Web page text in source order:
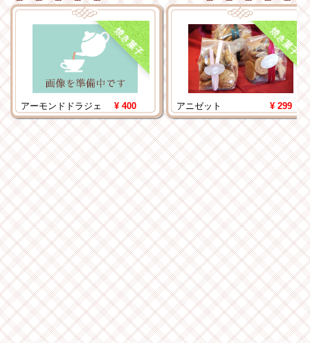
焼き菓子
アーモンドドラジェ ¥ 400
焼き菓子
アニゼット ¥ 299